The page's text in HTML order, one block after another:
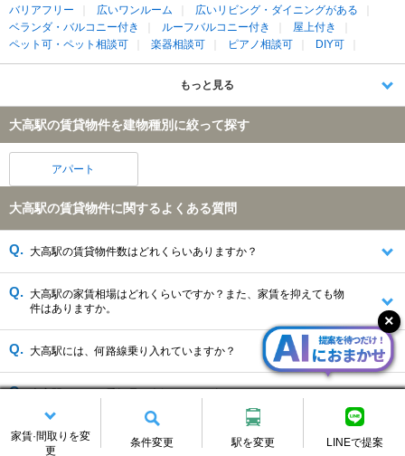
家賃·間取りを変
更
条件変更 駅を変更 LINEで提案
バリアフリー
広いワンルーム
広いリビング・ダイニングがある
ベランダ・バルコニー付き
ルーフバルコニー付き
屋上付き
ペット可・ペット相談可
楽器相談可 ピアノ相談可 DIY可
もっと見る
大高駅の賃貸物件を建物種別に絞って探す
アパート
大高駅の賃貸物件に関するよくある質問
大高駅の賃貸物件数はどれくらいありますか？
大高駅の家賃相場はどれくらいですか？また、家賃を抑えても物
件はありますか。
大高駅には、何路線乗り入れていますか？